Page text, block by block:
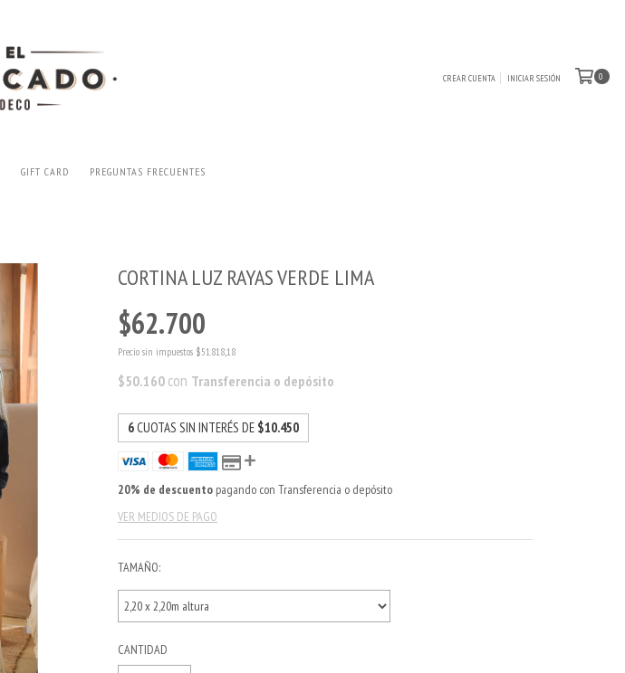
CREAR CUENTA INICIAR SESIÓN 0
GIFT CARD PREGUNTAS FRECUENTES
CORTINA LUZ RAYAS VERDE LIMA
$62.700
Precio sin impuestos $51.818,18
$50.160 con Transferencia o depósito
6CUOTAS SIN INTERÉS DE $10.450
20% de descuento pagando con Transferencia o depósito
VER MEDIOS DE PAGO
TAMAÑO:
CANTIDAD